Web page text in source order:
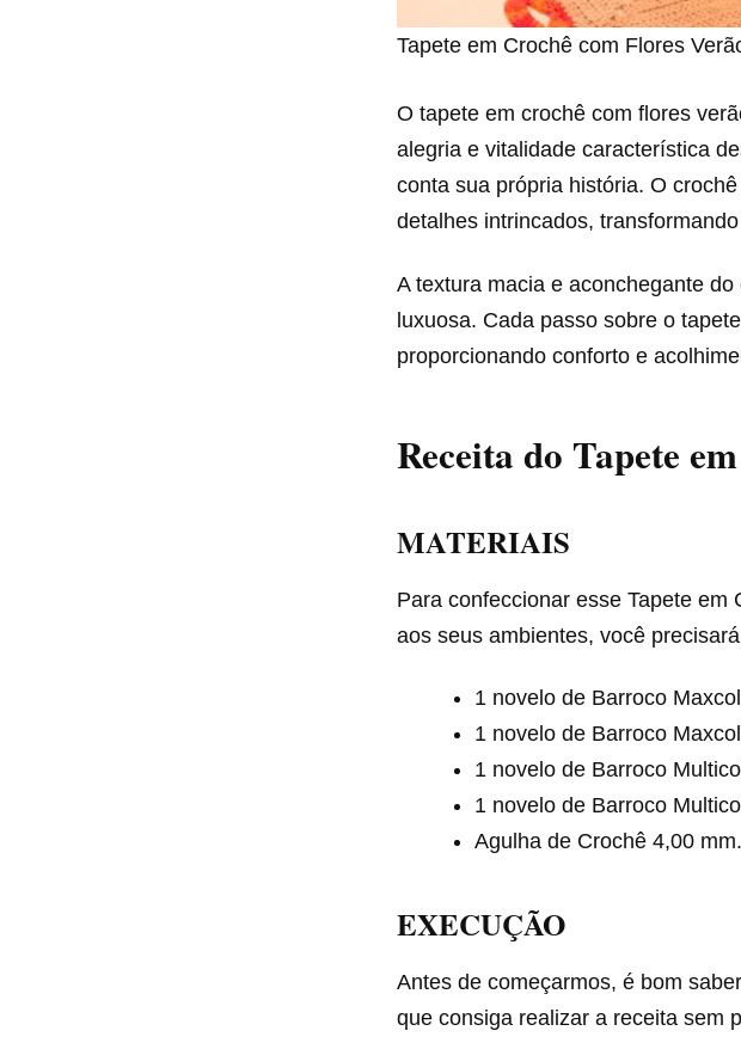
Tapete em Crochê com Flores
O tapete em crochê com flores
alegria e vitalidade característica
conta sua própria história. O
detalhes intrincados,
A textura macia e aconchegante
luxuosa. Cada passo sobre o
proporcionando conforto e
Receita do Tapete
MATERIAIS
Para confeccionar esse Tapete
aos seus ambientes, você
1 novelo de Barroco
1 novelo de Barroco
1 novelo de Barroco
1 novelo de Barroco
Agulha de Crochê 4,00 mm.
EXECUÇÃO
Antes de começarmos, é bom
que consiga realizar a receita sem